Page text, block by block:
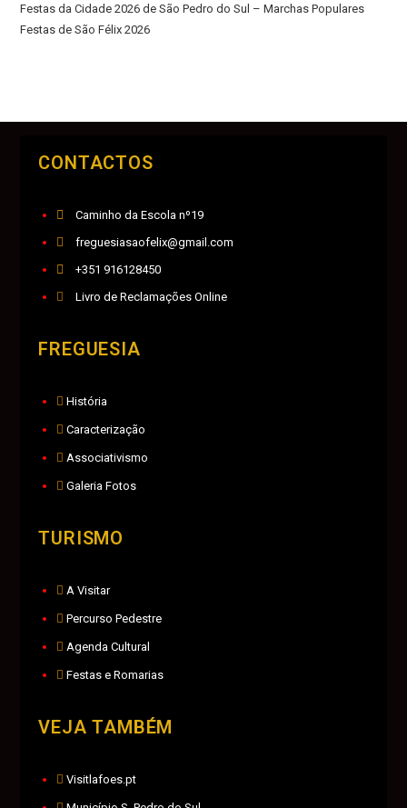
Festas da Cidade 2026 de São Pedro do Sul – Marchas Populares
Festas de São Félix 2026
CONTACTOS
Caminho da Escola nº19
freguesiasaofelix@gmail.com
+351 916128450
Livro de Reclamações Online
FREGUESIA
História
Caracterização
Associativismo
Galeria Fotos
TURISMO
A Visitar
Percurso Pedestre
Agenda Cultural
Festas e Romarias
VEJA TAMBÉM
Visitlafoes.pt